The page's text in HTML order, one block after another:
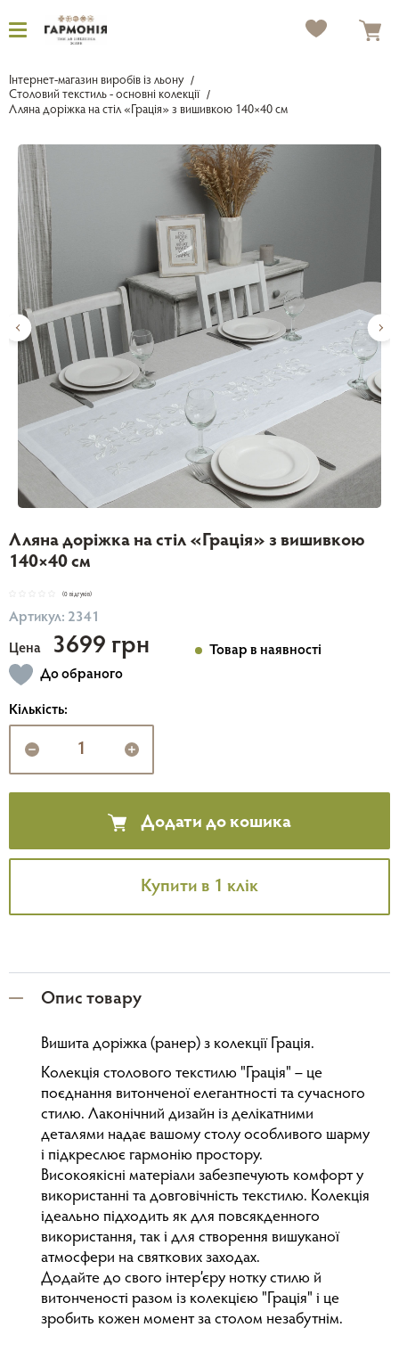
Інтернет-магазин виробів із льону
Столовий текстиль - основні колекції
Лляна доріжка на стіл «Грація» з вишивкою 140×40 см
Лляна доріжка на стіл «Грація» з вишивкою
140×40 см
(0 відгуків)
Артикул: 2341
Цена 3699 грн
Товар в наявності
До обраного
Кількість:
Додати до кошика
Купити в 1 клік
Опис товару
Вишита доріжка (ранер) з колекції Грація.
Колекція столового текстилю "Грація" – це
поєднання витонченої елегантності та сучасного
стилю. Лаконічний дизайн із делікатними
деталями надає вашому столу особливого шарму
і підкреслює гармонію простору.
Високоякісні матеріали забезпечують комфорт у
використанні та довговічність текстилю. Колекція
ідеально підходить як для повсякденного
використання, так і для створення вишуканої
атмосфери на святкових заходах.
Додайте до свого інтер’єру нотку стилю й
витонченості разом із колекцією "Грація" і це
зробить кожен момент за столом незабутнім.